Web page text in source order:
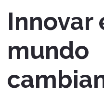
Innovar
mundo